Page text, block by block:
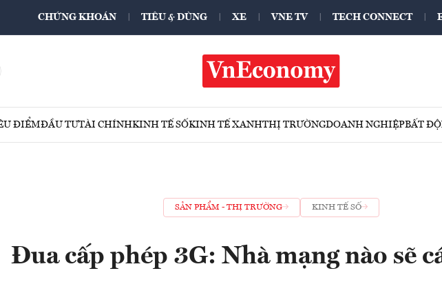
CHỨNG KHOÁN TIÊU & DÙNG XE VNE TV TECH CONNECT
ĐIỂMĐẦU TƯTÀI CHÍNHKINH TẾ SỐKINH TẾ XANHTHỊ TRƯỜNGDOANH NGHIỆPBẤT
SẢN PHẨM - THỊ TRƯỜNG KINH TẾ SỐ
Đua cấp phép 3G: Nhà mạng nào sẽ